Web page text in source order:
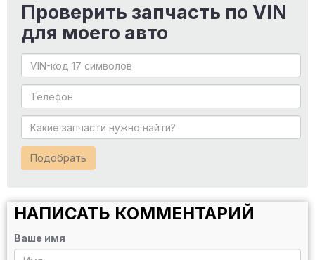
Проверить запчасть по VIN
для моего авто
Подобрать
НАПИСАТЬ КОММЕНТАРИЙ
Ваше имя